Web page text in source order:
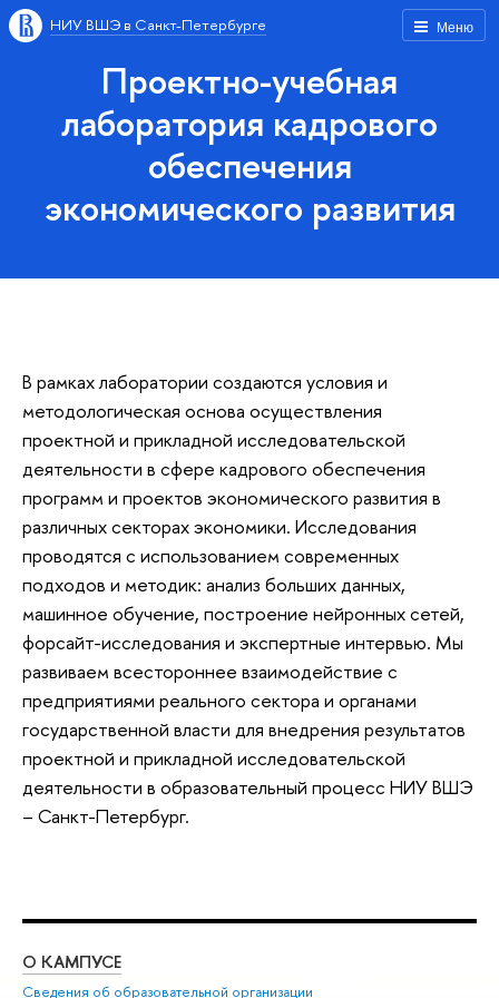
Меню
НИУ ВШЭ в Санкт-Петербурге
Проектно-учебная
лаборатория кадрового
обеспечения
экономического развития
В рамках лаборатории создаются условия и
методологическая основа осуществления
проектной и прикладной исследовательской
деятельности в сфере кадрового обеспечения
программ и проектов экономического развития в
различных секторах экономики. Исследования
проводятся с использованием современных
подходов и методик: анализ больших данных,
машинное обучение, построение нейронных сетей,
форсайт-исследования и экспертные интервью. Мы
развиваем всестороннее взаимодействие с
предприятиями реального сектора и органами
государственной власти для внедрения результатов
проектной и прикладной исследовательской
деятельности в образовательный процесс НИУ ВШЭ
– Санкт-Петербург.
О КАМПУСЕ
Сведения об образовательной организации